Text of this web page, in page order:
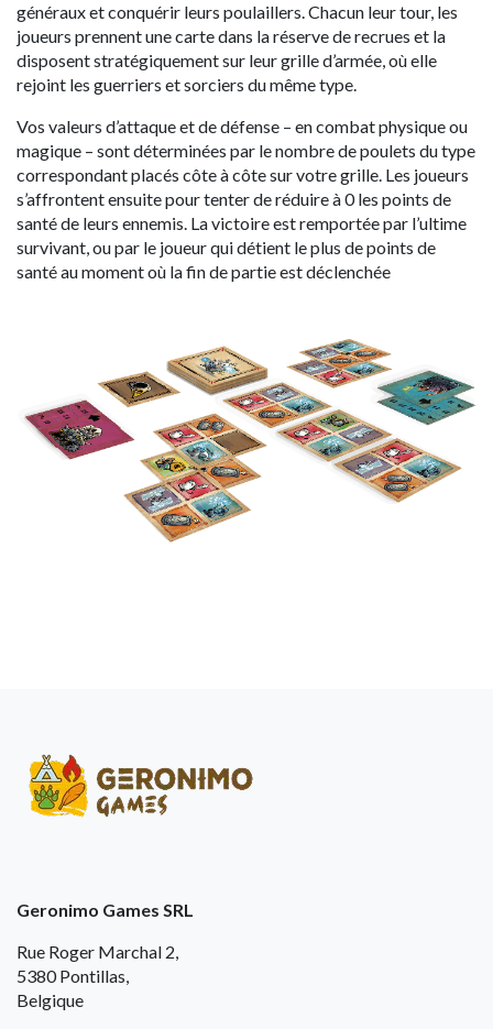
généraux et conquérir leurs poulaillers. Chacun leur tour, les
joueurs prennent une carte dans la réserve de recrues et la
disposent stratégiquement sur leur grille d’armée, où elle
rejoint les guerriers et sorciers du même type.
Vos valeurs d’attaque et de défense – en combat physique ou
magique – sont déterminées par le nombre de poulets du type
correspondant placés côte à côte sur votre grille. Les joueurs
s’affrontent ensuite pour tenter de réduire à 0 les points de
santé de leurs ennemis. La victoire est remportée par l’ultime
survivant, ou par le joueur qui détient le plus de points de
santé au moment où la fin de partie est déclenchée
Geronimo Games SRL
Rue Roger Marchal 2,
5380 Pontillas,
Belgique